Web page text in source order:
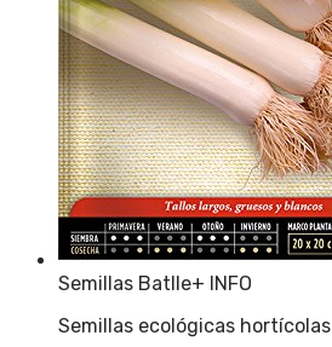
Semillas Batlle+ INFO
Semillas ecológicas hortícolas